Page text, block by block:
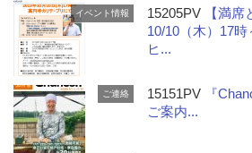
イベント情報 15205PV
【満席
10/10（木）17
ヒ...
ご連絡 15151PV
『
ご案内...